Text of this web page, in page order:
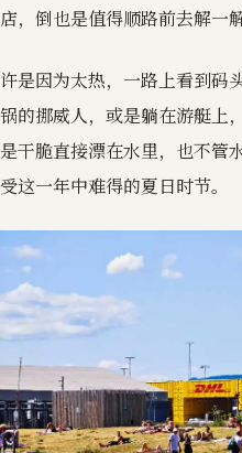
店，倒也是值得顺路前去解一解
许是因为太热，一路上看到码
锅的挪威人，或是躺在游艇上
是干脆直接漂在水里，也不管
受这一年中难得的夏日时节。